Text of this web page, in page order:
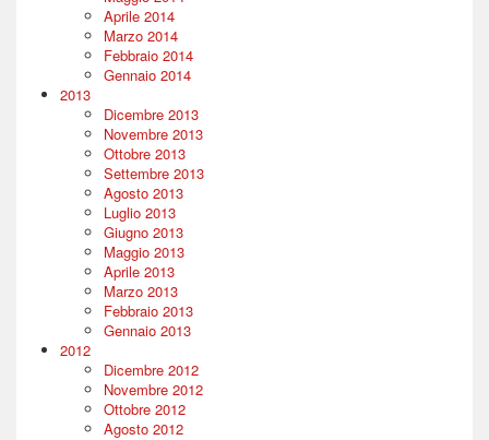
Aprile 2014
Marzo 2014
Febbraio 2014
Gennaio 2014
2013
Dicembre 2013
Novembre 2013
Ottobre 2013
Settembre 2013
Agosto 2013
Luglio 2013
Giugno 2013
Maggio 2013
Aprile 2013
Marzo 2013
Febbraio 2013
Gennaio 2013
2012
Dicembre 2012
Novembre 2012
Ottobre 2012
Agosto 2012